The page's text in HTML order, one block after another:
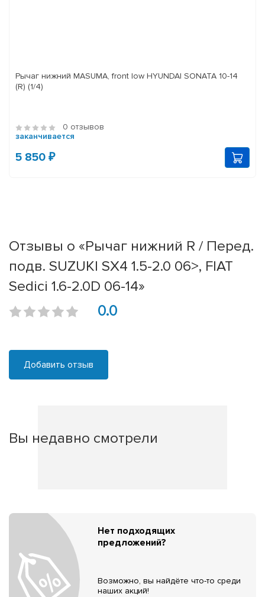
Рычаг нижний MASUMA, front low HYUNDAI SONATA 10-14
(R) (1/4)
0 отзывов
заканчивается
5 850 ₽
Отзывы о «Рычаг нижний R / Перед.
подв. SUZUKI SX4 1.5-2.0 06>, FIAT
Sedici 1.6-2.0D 06-14»
0.0
Добавить отзыв
Вы недавно смотрели
Нет подходящих
предложений?
Возможно, вы найдёте что-то среди
наших акций!